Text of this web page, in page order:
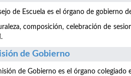
de Escuela es el órgano de gobierno
composición, celebración de
de Gobierno
de Gobierno es el órgano